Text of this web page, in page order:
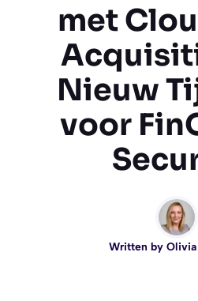
met
Nieuw
voor
Written by Olivia